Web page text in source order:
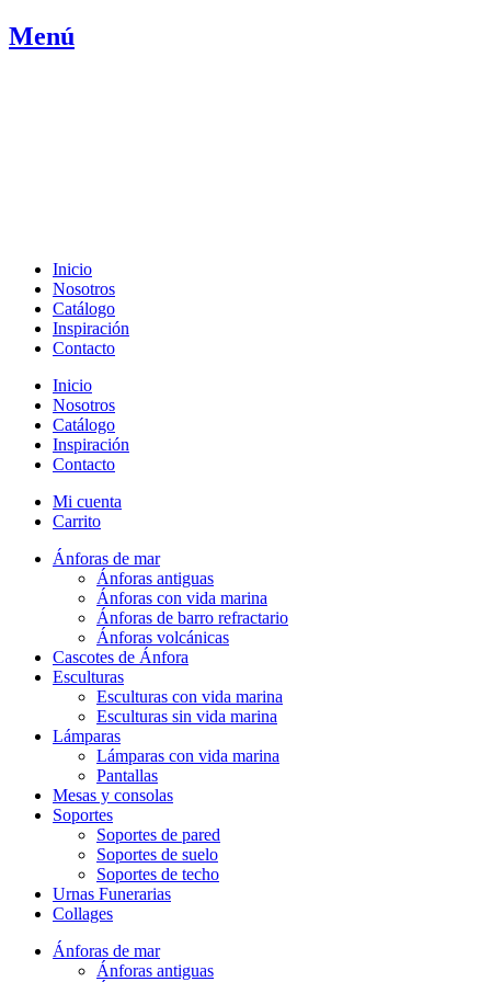
Ir
al
Menú
Inicio
Nosotros
Catálogo
Inspiración
Contacto
Inicio
Nosotros
Catálogo
Inspiración
Contacto
Mi cuenta
Carrito
Ánforas de mar
Ánforas antiguas
Ánforas con vida marina
Ánforas de barro refractario
Ánforas volcánicas
Cascotes de Ánfora
Esculturas
Esculturas con vida marina
Esculturas sin vida marina
Lámparas
Lámparas con vida marina
Pantallas
Mesas y consolas
Soportes
Soportes de pared
Soportes de suelo
Soportes de techo
Urnas Funerarias
Collages
Ánforas de mar
Ánforas antiguas